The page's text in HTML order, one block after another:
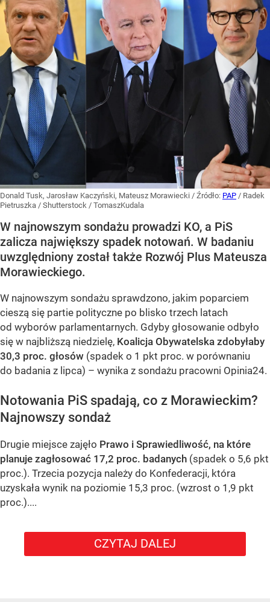
Donald Tusk, Jarosław Kaczyński, Mateusz Morawiecki / Źródło: PAP / Radek
Pietruszka / Shutterstock / TomaszKudala
W najnowszym sondażu prowadzi KO, a PiS
zalicza największy spadek notowań. W badaniu
uwzględniony został także Rozwój Plus Mateusza
Morawieckiego.
W najnowszym sondażu sprawdzono, jakim poparciem
cieszą się partie polityczne po blisko trzech latach
od wyborów parlamentarnych. Gdyby głosowanie odbyło
się w najbliższą niedzielę, Koalicja Obywatelska zdobyłaby
30,3 proc. głosów (spadek o 1 pkt proc. w porównaniu
do badania z lipca) – wynika z sondażu pracowni Opinia24.
Notowania PiS spadają, co z Morawieckim?
Najnowszy sondaż
Drugie miejsce zajęło Prawo i Sprawiedliwość, na które
planuje zagłosować 17,2 proc. badanych (spadek o 5,6 pkt
proc.). Trzecia pozycja należy do Konfederacji, która
uzyskała wynik na poziomie 15,3 proc. (wzrost o 1,9 pkt
proc.)....
CZYTAJ DALEJ